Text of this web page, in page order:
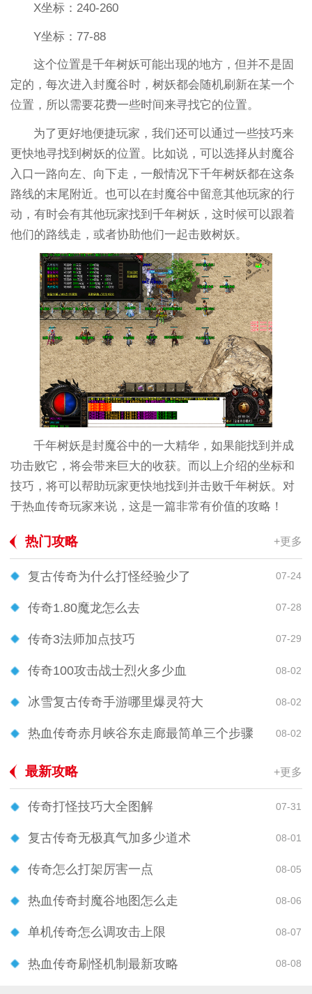
X坐标：240-260
Y坐标：77-88
这个位置是千年树妖可能出现的地方，但并不是固
定的，每次进入封魔谷时，树妖都会随机刷新在某一个
位置，所以需要花费一些时间来寻找它的位置。
为了更好地便捷玩家，我们还可以通过一些技巧来
更快地寻找到树妖的位置。比如说，可以选择从封魔谷
入口一路向左、向下走，一般情况下千年树妖都在这条
路线的末尾附近。也可以在封魔谷中留意其他玩家的行
动，有时会有其他玩家找到千年树妖，这时候可以跟着
他们的路线走，或者协助他们一起击败树妖。
千年树妖是封魔谷中的一大精华，如果能找到并成
功击败它，将会带来巨大的收获。而以上介绍的坐标和
技巧，将可以帮助玩家更快地找到并击败千年树妖。对
于热血传奇玩家来说，这是一篇非常有价值的攻略！
热门攻略 +更多
复古传奇为什么打怪经验少了 07-24
传奇1.80魔龙怎么去 07-28
传奇3法师加点技巧 07-29
传奇100攻击战士烈火多少血 08-02
冰雪复古传奇手游哪里爆灵符大 08-02
热血传奇赤月峡谷东走廊最简单三个步骤 08-02
最新攻略 +更多
传奇打怪技巧大全图解 07-31
复古传奇无极真气加多少道术 08-01
传奇怎么打架厉害一点 08-05
热血传奇封魔谷地图怎么走 08-06
单机传奇怎么调攻击上限 08-07
热血传奇刷怪机制最新攻略 08-08